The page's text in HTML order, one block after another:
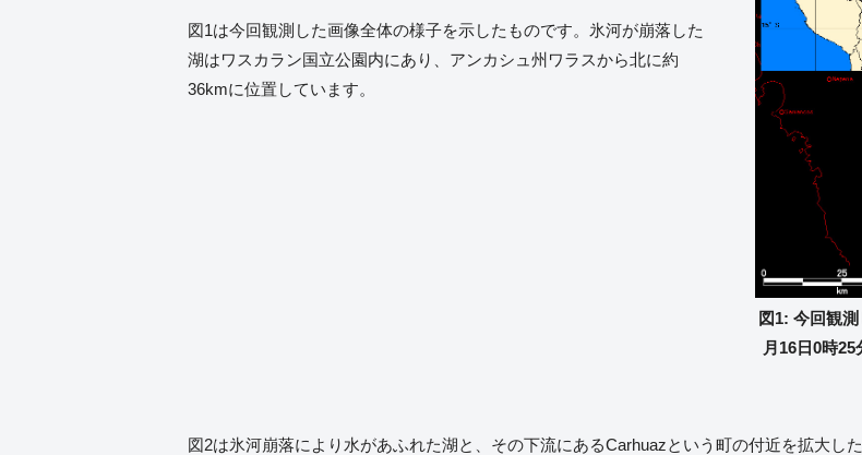
図1は今回観測した画像全体の様子を示したものです。氷河が崩落した
湖はワスカラン国立公園内にあり、アンカシュ州ワラスから北に約
36kmに位置しています。
図1: 今回観
月16日0時
図2は氷河崩落により水があふれた湖と、その下流にあるCarhuazという町の付近を拡大し